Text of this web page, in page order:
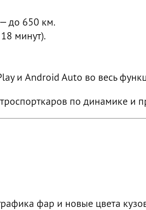
до 650 км.
минут).
и Android Auto во весь
по динамике и
фар и новые цвета